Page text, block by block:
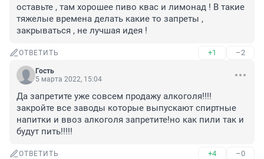
оставьте , там хорошее пиво квас и лимонад ! В такие
тяжелые времена делать какие то запреты ,
закрываться , не лучшая идея !
ОТВЕТИТЬ +1 –2
Гость
5 марта 2022, 15:04
Да запретите уже совсем продажу алкоголя!!!!
закройте все заводы которые выпускают спиртные
напитки и ввоз алкоголя запретите!но как пили так и
будут пить!!!!!
ОТВЕТИТЬ +4 –0